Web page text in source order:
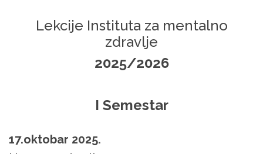
Lekcije Instituta za mentalno
zdravlje
2025/2026
I Semestar
17.oktobar 2025.